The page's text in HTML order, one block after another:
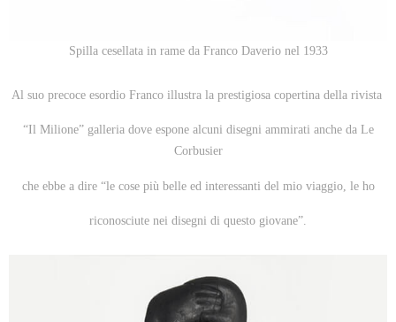
Spilla cesellata in rame da Franco Daverio nel 1933
Al suo precoce esordio Franco illustra la prestigiosa copertina della rivista
“Il Milione” galleria dove espone alcuni disegni ammirati anche da Le
Corbusier
che ebbe a dire “le cose più belle ed interessanti del mio viaggio, le ho
riconosciute nei disegni di questo giovane”.